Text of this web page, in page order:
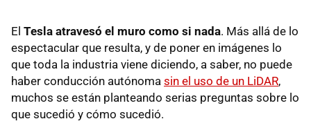
El Tesla atravesó el muro como si nada. Más allá de lo
espectacular que resulta, y de poner en imágenes lo
que toda la industria viene diciendo, a saber, no puede
haber conducción autónoma sin el uso de un LiDAR,
muchos se están planteando serias preguntas sobre lo
que sucedió y cómo sucedió.